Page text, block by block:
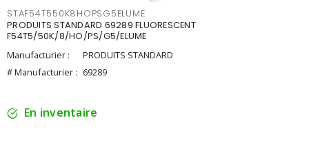
STAF54T550K8HOPSG5ELUME
PRODUITS STANDARD 69289 FLUORESCENT
F54T5/50K/8/HO/PS/G5/ELUME
Manufacturier :
PRODUITS STANDARD
# Manufacturier : 69289
En inventaire